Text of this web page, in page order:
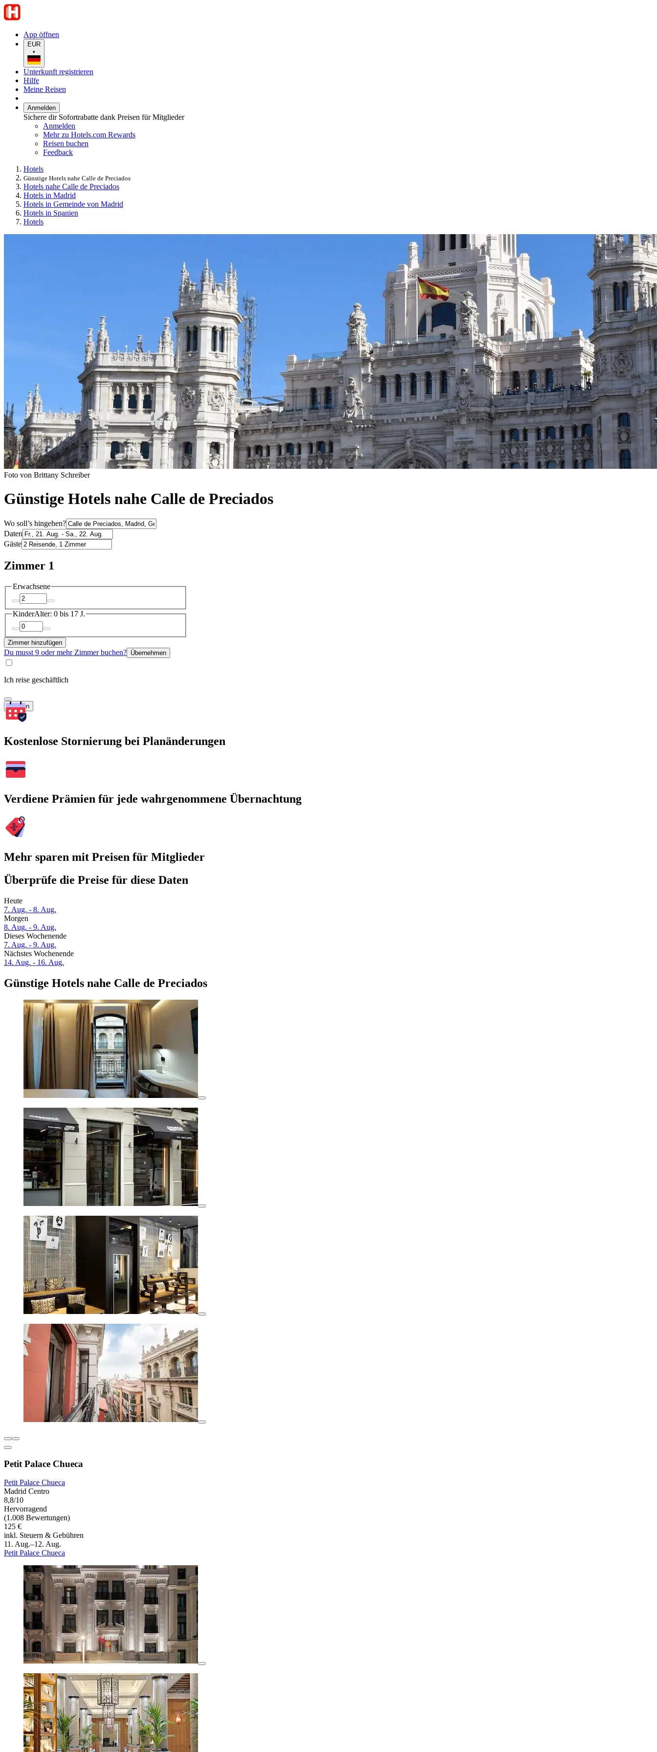
App öffnen
EUR
•
Unterkunft registrieren
Hilfe
Meine Reisen
Anmelden
Sichere dir Sofortrabatte dank Preisen für Mitglieder
Anmelden
Mehr zu Hotels.com Rewards
Reisen buchen
Feedback
Hotels
Günstige Hotels nahe Calle de Preciados
Hotels nahe Calle de Preciados
Hotels in Madrid
Hotels in Gemeinde von Madrid
Hotels in Spanien
Hotels
Foto von Brittany Schreiber
Günstige Hotels nahe Calle de Preciados
Wo soll’s hingehen?
Daten
Gäste
Zimmer 1
Erwachsene
KinderAlter: 0 bis 17 J.
Zimmer hinzufügen
Du musst 9 oder mehr Zimmer buchen? Übernehmen
Ich reise geschäftlich
Suchen
Kostenlose Stornierung bei Planänderungen
Verdiene Prämien für jede wahrgenommene Übernachtung
Mehr sparen mit Preisen für Mitglieder
Überprüfe die Preise für diese Daten
Heute
7. Aug. - 8. Aug.
Morgen
8. Aug. - 9. Aug.
Dieses Wochenende
7. Aug. - 9. Aug.
Nächstes Wochenende
14. Aug. - 16. Aug.
Günstige Hotels nahe Calle de Preciados
Petit Palace Chueca
Petit Palace Chueca
Madrid Centro
8,8/10
Hervorragend
(1.008 Bewertungen)
125 €
inkl. Steuern & Gebühren
11. Aug.–12. Aug.
Petit Palace Chueca